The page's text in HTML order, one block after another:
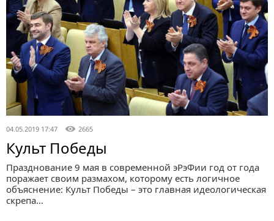
04.05.2019 17:47 2665
Культ Победы
Празднование 9 мая в современной эРэФии год от года
поражает своим размахом, которому есть логичное
объяснение: Культ Победы – это главная идеологическая
скрепа…